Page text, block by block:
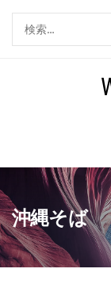
ッ
プ
索:
沖縄そば